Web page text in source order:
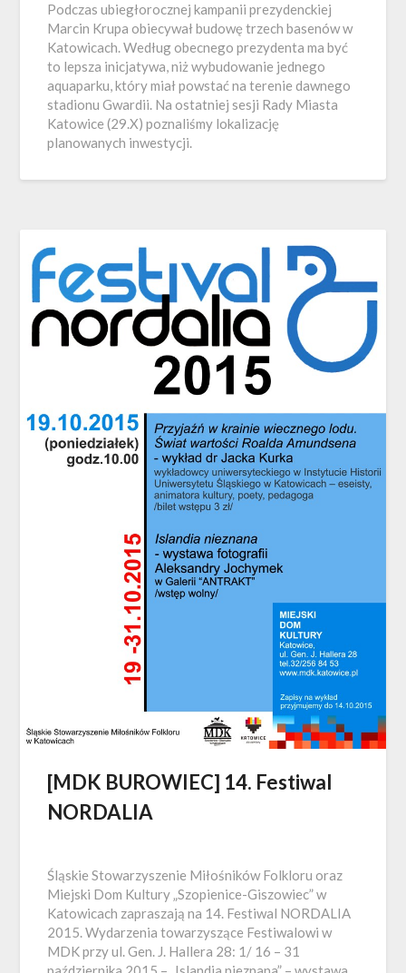
Podczas ubiegłorocznej kampanii prezydenckiej
Marcin Krupa obiecywał budowę trzech basenów w
Katowicach. Według obecnego prezydenta ma być
to lepsza inicjatywa, niż wybudowanie jednego
aquaparku, który miał powstać na terenie dawnego
stadionu Gwardii. Na ostatniej sesji Rady Miasta
Katowice (29.X) poznaliśmy lokalizację
planowanych inwestycji.
[MDK BUROWIEC] 14. Festiwal
NORDALIA
Śląskie Stowarzyszenie Miłośników Folkloru oraz
Miejski Dom Kultury „Szopienice-Giszowiec” w
Katowicach zapraszają na 14. Festiwal NORDALIA
2015. Wydarzenia towarzyszące Festiwalowi w
MDK przy ul. Gen. J. Hallera 28: 1/ 16 – 31